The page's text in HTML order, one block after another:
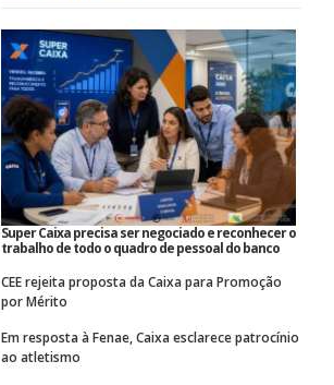
Super Caixa precisa ser negociado e reconhecer o
trabalho de todo o quadro de pessoal do banco
CEE rejeita proposta da Caixa para Promoção
por Mérito
Em resposta à Fenae, Caixa esclarece patrocínio
ao atletismo